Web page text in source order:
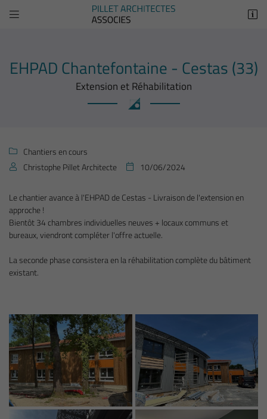
 
26 Avenue Marcel Dassault
 Recopier le code ci-contre
Rafraîchir le captcha
En cochant cette case, vous consentez à recevoir nos propositions commerciales à
l'adresse email indiqué ci-dessus. Vous pouvez vous désinscrire à tout moment en
utilisant
le formulaire de désinscription.
Inscription
EHPAD Chantefontaine - Cestas (33)
Extension et Réhabilitation
 Chantiers en cours
 Christophe Pillet Architecte  10/06/2024
Le chantier avance à l'EHPAD de Cestas - Livraison de l'extension en
approche !
Bientôt 34 chambres individuelles neuves + locaux communs et
bureaux, viendront compléter l'offre actuelle.
La seconde phase consistera en la réhabilitation complète du bâtiment
existant.